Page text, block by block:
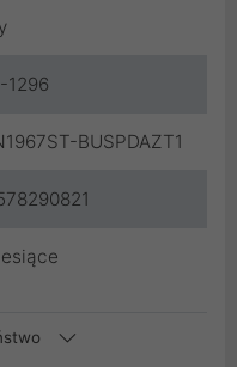
1296
BUSPDAZT1